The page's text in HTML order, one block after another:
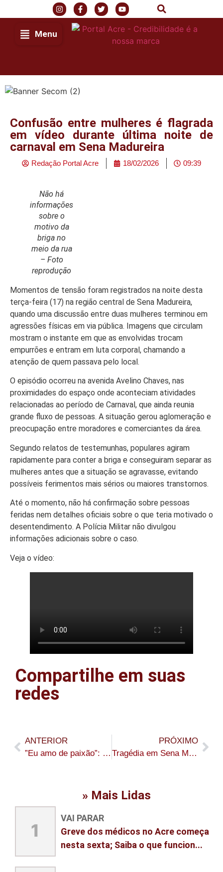
Menu
Início
Últimas
Notícias
Agenda
Cultural
Política
Economia
Atos Oficiais
Atualidades
Blogs e
Colunas
Especiais
Gastronomia
TV Portal
Sobre o
Portal Acre
Expediente
Política de
Confusão entre mulheres é flagrada
em vídeo durante última noite de
carnaval em Sena Madureira
Redação Portal Acre 18/02/2026 09:39
Não há
informações
sobre o
motivo da
briga no
meio da rua
– Foto
reprodução
Momentos de tensão foram registrados na noite desta
terça-feira (17) na região central de Sena Madureira,
quando uma discussão entre duas mulheres terminou em
agressões físicas em via pública. Imagens que circulam
mostram o instante em que as envolvidas trocam
empurrões e entram em luta corporal, chamando a
atenção de quem passava pelo local.
O episódio ocorreu na avenida Avelino Chaves, nas
proximidades do espaço onde aconteciam atividades
relacionadas ao período de Carnaval, que ainda reunia
grande fluxo de pessoas. A situação gerou aglomeração e
preocupação entre moradores e comerciantes da área.
Segundo relatos de testemunhas, populares agiram
rapidamente para conter a briga e conseguiram separar as
mulheres antes que a situação se agravasse, evitando
possíveis ferimentos mais sérios ou maiores transtornos.
Até o momento, não há confirmação sobre pessoas
feridas nem detalhes oficiais sobre o que teria motivado o
desentendimento. A Polícia Militar não divulgou
informações adicionais sobre o caso.
Veja o vídeo:
Compartilhe em suas
redes
ANTERIOR
”Eu amo de paixão”: animação toma conta da despedida do Carnaval 2026
PRÓXIMO
Tragédia em Sena Madureira: morte de criança de 9 anos dentro de casa causa comoção
» Mais Lidas
1
VAI PARAR
Greve dos médicos no Acre começa
nesta sexta; Saiba o que funcion...